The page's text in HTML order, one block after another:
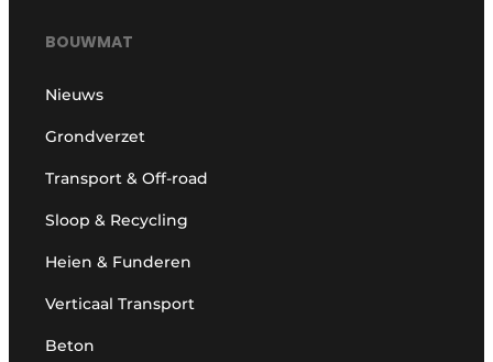
BOUWMAT
Nieuws
Grondverzet
Transport & Off-road
Sloop & Recycling
Heien & Funderen
Verticaal Transport
Beton